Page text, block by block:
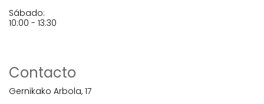
Sábado:
10:00 - 13:30
Contacto
Gernikako Arbola, 17